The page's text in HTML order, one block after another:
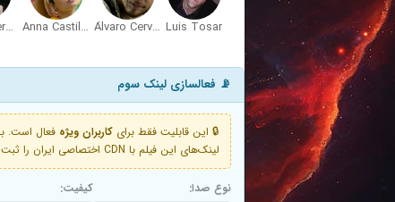
Luis Tosar
Álvaro Cervantes
Anna Castillo
Miquel Fernández
📡 فعالسازی لینک سوم
🔒 این قابلیت فقط برای کاربران ویژه
لینک‌های این فیلم با CDN اختصاصی ایران را ثبت کنید و دقایقی بعد به لینک سوم آن دسترسی خواهید داشت
نوع صدا: کیفیت: